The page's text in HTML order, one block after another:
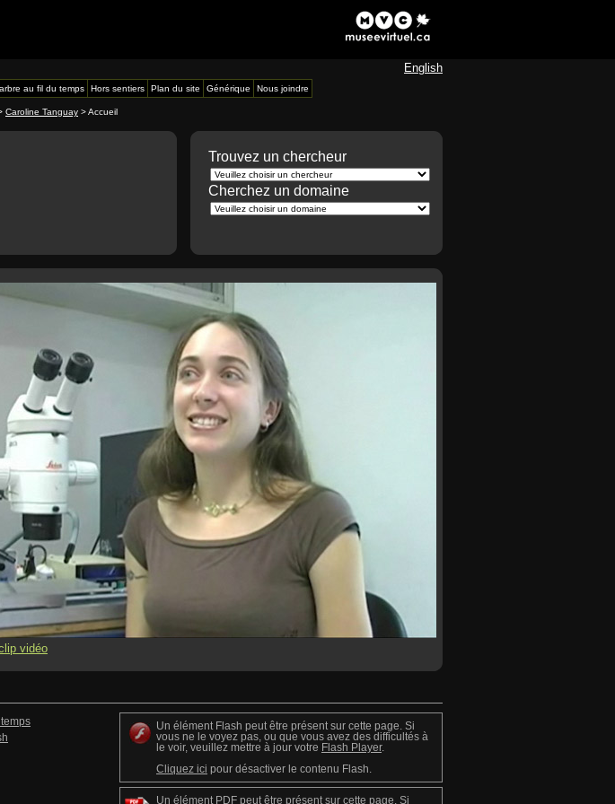
English
au fil du temps Hors sentiers Plan du site Générique Nous joindre
Caroline Tanguay > Accueil
Trouvez un chercheur
Cherchez un domaine
vidéo
Un élément Flash peut être présent sur cette page. Si
vous ne le voyez pas, ou que vous avez des difficultés à
le voir, veuillez mettre à jour votre Flash Player.
Cliquez ici pour désactiver le contenu Flash.
Un élément PDF peut être présent sur cette page. Si